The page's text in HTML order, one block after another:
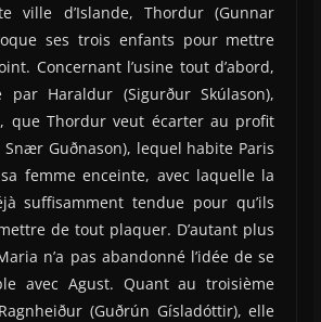
ville d’Islande, Thordur (Gunnar
ses trois enfants pour mettre
Concernant l’usine tout d’abord,
par Haraldur (Sigurður Skúlason),
que Thordur veut écarter au profit
Guðnason), lequel habite Paris
femme enceinte, avec laquelle la
suffisamment tendue pour qu’ils
de tout plaquer. D’autant plus
n’a pas abandonné l’idée de se
avec Agust. Quant au troisième
(Guðrún Gísladóttir), elle